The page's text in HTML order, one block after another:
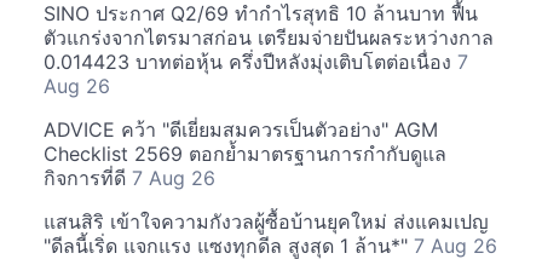
SINO ประกาศ Q2/69 ทำกำไรสุทธิ 10 ล้านบาท ฟื้น
ตัวแกร่งจากไตรมาสก่อน เตรียมจ่ายปันผลระหว่างกาล
0.014423 บาทต่อหุ้น ครึ่งปีหลังมุ่งเติบโตต่อเนื่อง 7
Aug 26
ADVICE คว้า "ดีเยี่ยมสมควรเป็นตัวอย่าง" AGM
Checklist 2569 ตอกย้ำมาตรฐานการกำกับดูแล
กิจการที่ดี 7 Aug 26
แสนสิริ เข้าใจความกังวลผู้ซื้อบ้านยุคใหม่ ส่งแคมเปญ
"ดีลนี้เริ่ด แจกแรง แซงทุกดีล สูงสุด 1 ล้าน*" 7 Aug 26